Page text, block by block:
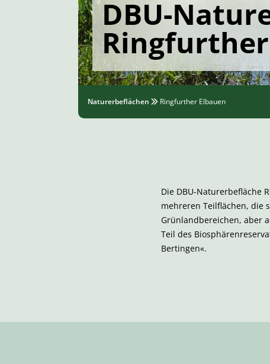
DBU-
Naturerbeflächen Ringfurther Elbauen
Die DBU-Naturerbefläche
mehreren Teilflächen, die
Grünlandbereichen, aber
Teil des
Bertingen«.